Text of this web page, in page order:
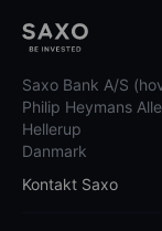
Saxo Bank A/S
Philip Heymans
Hellerup
Danmark
Kontakt Saxo